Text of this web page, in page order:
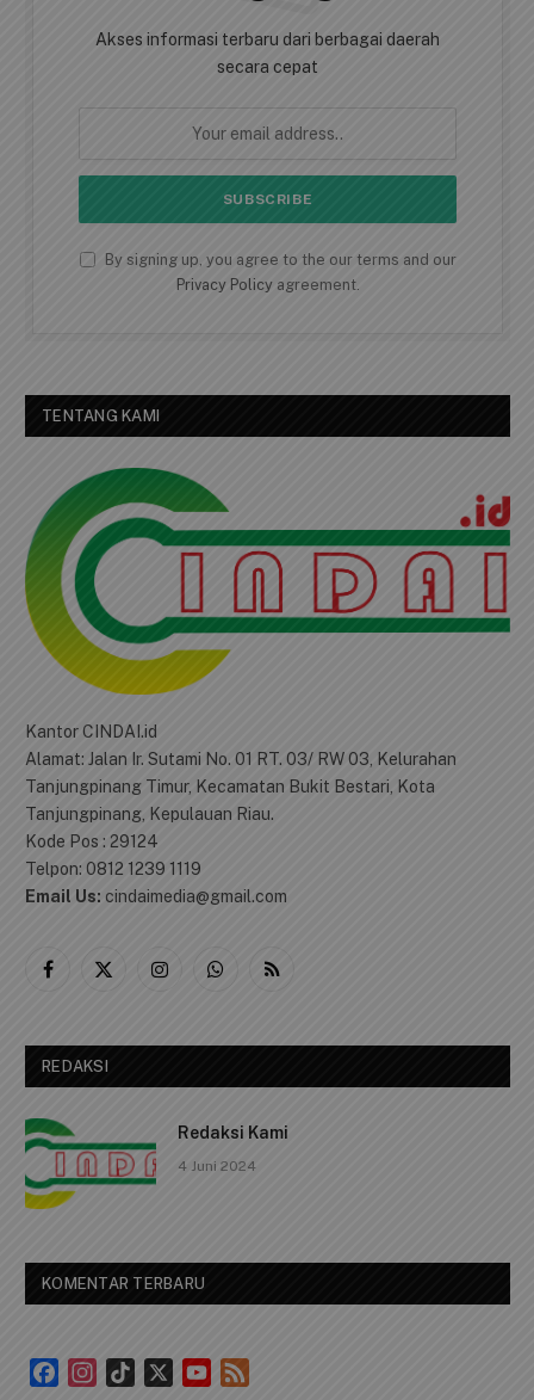
Akses informasi terbaru dari berbagai daerah
secara cepat
By signing up, you agree to the our terms and our
Privacy Policyagreement.
TENTANG KAMI
Kantor CINDAI.id
Alamat: Jalan Ir. Sutami No. 01 RT. 03/ RW 03, Kelurahan
Tanjungpinang Timur, Kecamatan Bukit Bestari, Kota
Tanjungpinang, Kepulauan Riau.
Kode Pos : 29124
Telpon: 0812 1239 1119
Email Us: cindaimedia@gmail.com
Facebook
X
InstagramWhatsApp
RSS
REDAKSI
Redaksi Kami
4 Juni 2024
KOMENTAR TERBARU
FacebookInstagram
TikTok
YouTube